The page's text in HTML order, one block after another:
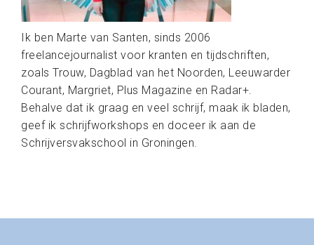
Ik ben Marte van Santen, sinds 2006
freelancejournalist voor kranten en tijdschriften,
zoals Trouw, Dagblad van het Noorden, Leeuwarder
Courant, Margriet, Plus Magazine en Radar+.
Behalve dat ik graag en veel schrijf, maak ik bladen,
geef ik schrijfworkshops en doceer ik aan de
Schrijversvakschool in Groningen.